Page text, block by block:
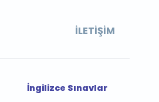
İLETIŞIM
İngilizce Sınavlar